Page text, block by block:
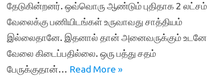
தேடுகின்றனர். ஒவ்வொரு ஆண்டும் புதிதாக 2 லட்சம்
வேலைக்கு பணியிடங்கள் உருவாவது சாத்தியம்
இல்லைதானே. இதனால் தான் அனைவருக்கும் உடனே
வேலை கிடைப்பதில்லை. ஒரு பத்து சதம்
பேருக்குதான்… Read More »